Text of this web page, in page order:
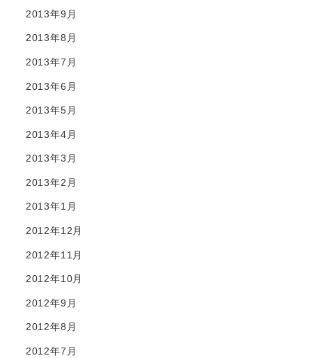
2013年9月
2013年8月
2013年7月
2013年6月
2013年5月
2013年4月
2013年3月
2013年2月
2013年1月
2012年12月
2012年11月
2012年10月
2012年9月
2012年8月
2012年7月